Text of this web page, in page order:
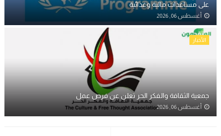
على مساعدات مالية وغذائية
أغسطس 06, 2026
الأخبار
جمعية الثقافة والفكر الحر تعلن عن فرص عمل
أغسطس 06, 2026